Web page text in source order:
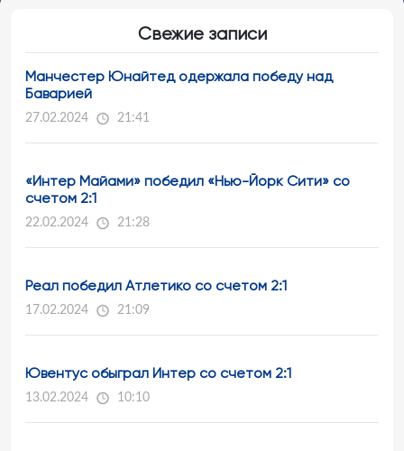
Свежие записи
Манчестер Юнайтед одержала победу над
Баварией
27.02.2024 21:41
«Интер Майами» победил «Нью-Йорк Сити» со
счетом 2:1
22.02.2024 21:28
Реал победил Атлетико со счетом 2:1
17.02.2024 21:09
Ювентус обыграл Интер со счетом 2:1
13.02.2024 10:10